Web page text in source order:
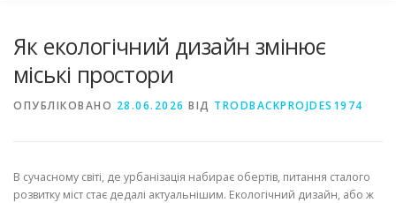
Як екологічний дизайн змінює
міські простори
ОПУБЛІКОВАНО 28.06.2026 ВІД TRODBACKPROJDES1974
В сучасному світі, де урбанізація набирає обертів, питання сталого
розвитку міст стає дедалі актуальнішим. Екологічний дизайн, або ж